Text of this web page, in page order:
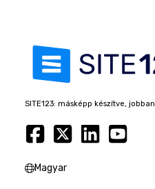
SITE123: másképp készítve, jobban
Magyar